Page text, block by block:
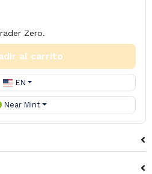
Zero.
al carrito
EN
Near Mint